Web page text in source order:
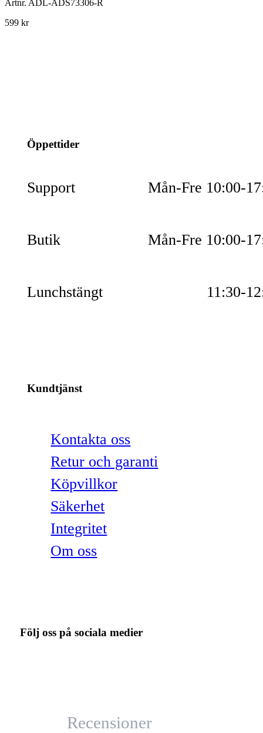
Artnr. ADL-ADS73306-R
599 kr
Öppettider
Support Mån-Fre 10:00-
Butik Mån-Fre 10:00-
Lunchstängt 11:30-
Kundtjänst
Kontakta oss
Retur och garanti
Köpvillkor
Säkerhet
Integritet
Om oss
Följ oss på sociala medier
Recensioner